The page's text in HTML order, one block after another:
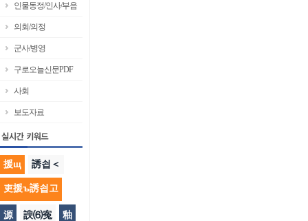
인물동정/인사/부음
의회/의정
군사/병영
구로오늘신문PDF
사회
보도자료
援щ 誘쇱＜
吏援ъ誘쇱고
源 諛⑹寃 釉